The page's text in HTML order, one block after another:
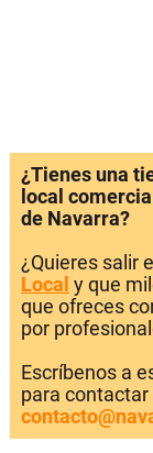
¿Tienes una
local
de Navarra?
¿Quieres salir
Local y que
que ofreces
por
Escríbenos a
para